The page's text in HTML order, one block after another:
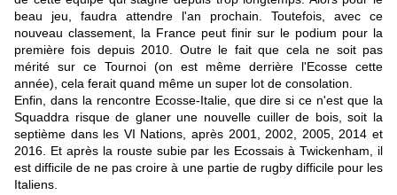
beau jeu, faudra attendre l'an prochain. Toutefois, avec ce
nouveau classement, la France peut finir sur le podium pour la
première fois depuis 2010. Outre le fait que cela ne soit pas
mérité sur ce Tournoi (on est même derrière l'Ecosse cette
année), cela ferait quand même un super lot de consolation.
Enfin, dans la rencontre Ecosse-Italie, que dire si ce n'est que la
Squaddra risque de glaner une nouvelle cuiller de bois, soit la
septième dans les VI Nations, après 2001, 2002, 2005, 2014 et
2016. Et après la rouste subie par les Ecossais à Twickenham, il
est difficile de ne pas croire à une partie de rugby difficile pour les
Italiens.